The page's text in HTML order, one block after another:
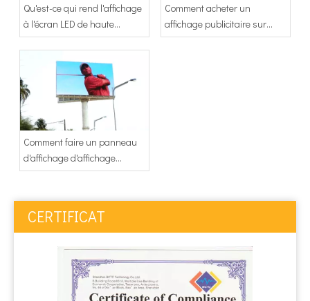
Qu'est-ce qui rend l'affichage
à l'écran LED de haute
qualité?
Comment acheter un
affichage publicitaire sur
écran LED?
Comment faire un panneau
d'affichage d'affichage
publicitaire à LED?
CERTIFICAT